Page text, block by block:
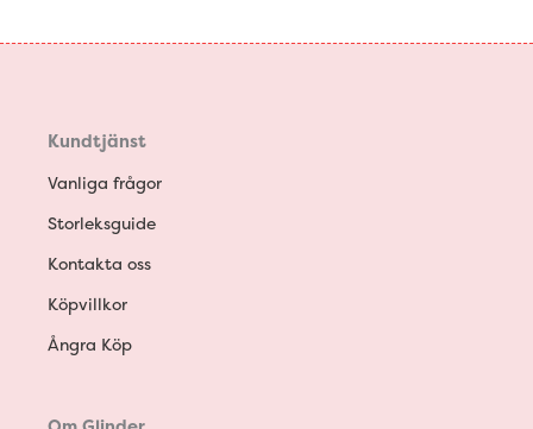
Kundtjänst
Vanliga frågor
Storleksguide
Kontakta oss
Köpvillkor
Ångra Köp